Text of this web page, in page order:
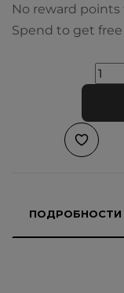
No reward
Spend to get
ПОДРОБНОСТИ